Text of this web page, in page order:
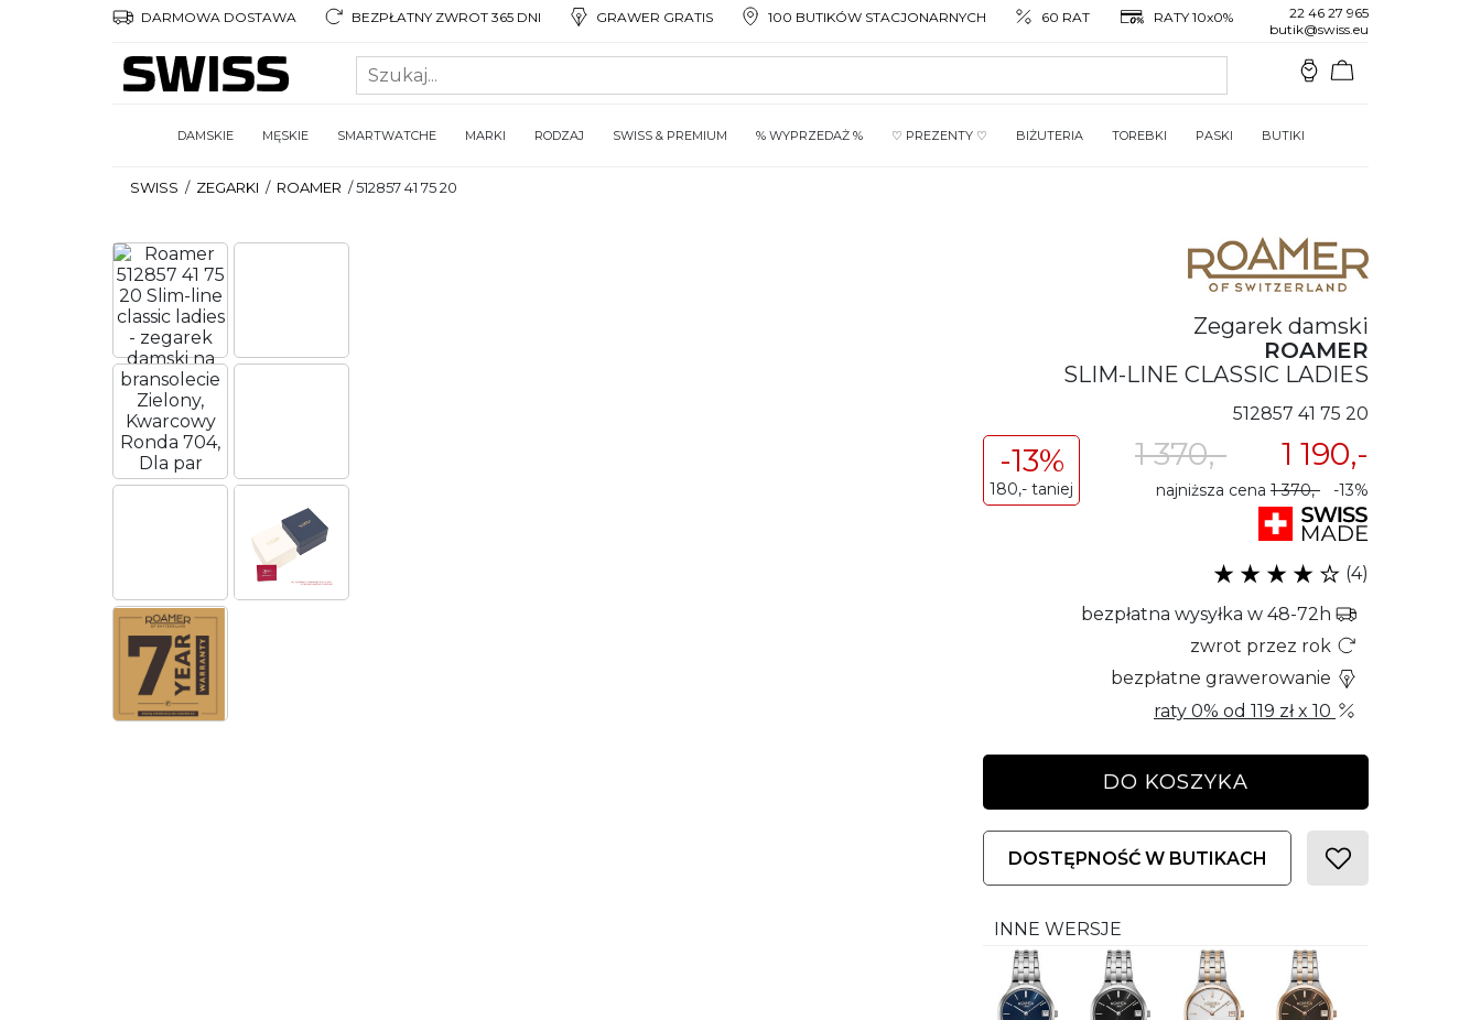
DARMOWA DOSTAWA BEZPŁATNY ZWROT 365 DNI GRAWER GRATIS 100 BUTIKÓW STACJONARNYCH 60 RAT RATY 10x0%
22 46 27 965
butik@swiss.eu
DAMSKIE MĘSKIE SMARTWATCHE MARKI RODZAJ SWISS & PREMIUM % WYPRZEDAŻ % ♡ PREZENTY ♡ BIŻUTERIA TOREBKI PASKI BUTIKI
SWISS / ZEGARKI / ROAMER /512857 41 75 20
Zegarek damski
ROAMER
SLIM-LINE CLASSIC LADIES
512857 41 75 20
1 190,-
-13%
180,- taniej
1 370,-
najniższa cena 1 370,- -13%
(4)
bezpłatna wysyłka w 48-72h
zwrot przez rok
bezpłatne grawerowanie
raty 0% od 119 złx 10
DO KOSZYKA
DOSTĘPNOŚĆ W BUTIKACH
INNE WERSJE